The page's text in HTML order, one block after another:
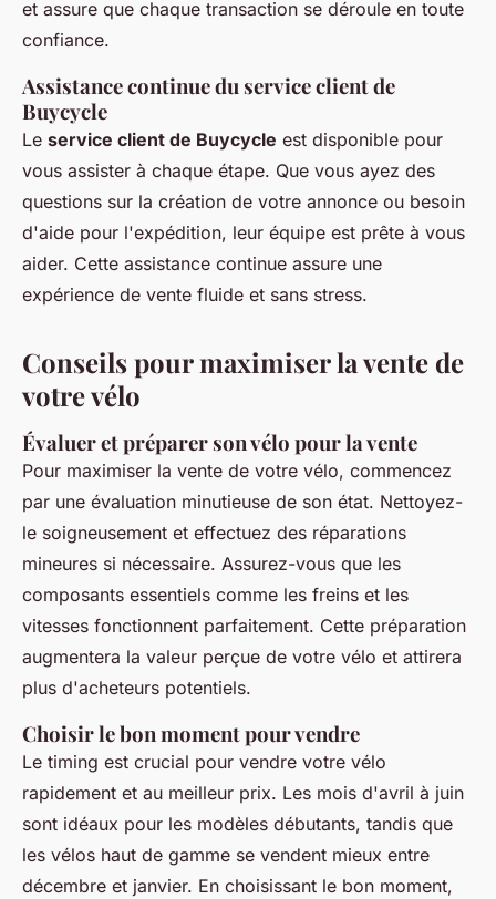
et assure que chaque transaction se déroule en toute
confiance.
Assistance continue du service client de
Buycycle
Le service client de Buycycle est disponible pour
vous assister à chaque étape. Que vous ayez des
questions sur la création de votre annonce ou besoin
d'aide pour l'expédition, leur équipe est prête à vous
aider. Cette assistance continue assure une
expérience de vente fluide et sans stress.
Conseils pour maximiser la vente de
votre vélo
Évaluer et préparer son vélo pour la vente
Pour maximiser la vente de votre vélo, commencez
par une évaluation minutieuse de son état. Nettoyez-
le soigneusement et effectuez des réparations
mineures si nécessaire. Assurez-vous que les
composants essentiels comme les freins et les
vitesses fonctionnent parfaitement. Cette préparation
augmentera la valeur perçue de votre vélo et attirera
plus d'acheteurs potentiels.
Choisir le bon moment pour vendre
Le timing est crucial pour vendre votre vélo
rapidement et au meilleur prix. Les mois d'avril à juin
sont idéaux pour les modèles débutants, tandis que
les vélos haut de gamme se vendent mieux entre
décembre et janvier. En choisissant le bon moment,